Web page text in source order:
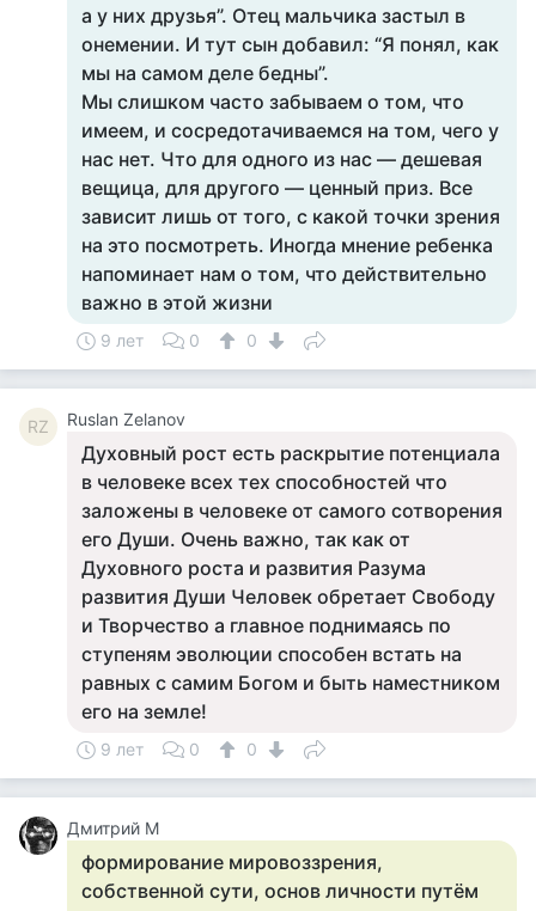
а у них друзья”. Отец мальчика застыл в
онемении. И тут сын добавил: “Я понял, как
мы на самом деле бедны”.
Мы слишком часто забываем о том, что
имеем, и сосредотачиваемся на том, чего у
нас нет. Что для одного из нас — дешевая
вещица, для другого — ценный приз. Все
зависит лишь от того, с какой точки зрения
на это посмотреть. Иногда мнение ребенка
напоминает нам о том, что действительно
важно в этой жизни
9 лет 0 0
RZ Ruslan Zelanov
Духовный рост есть раскрытие потенциала
в человеке всех тех способностей что
заложены в человеке от самого сотворения
его Души. Очень важно, так как от
Духовного роста и развития Разума
развития Души Человек обретает Свободу
и Творчество а главное поднимаясь по
ступеням эволюции способен встать на
равных с самим Богом и быть наместником
его на земле!
9 лет 0 0
Дмитрий М
формирование мировоззрения,
собственной сути, основ личности путём